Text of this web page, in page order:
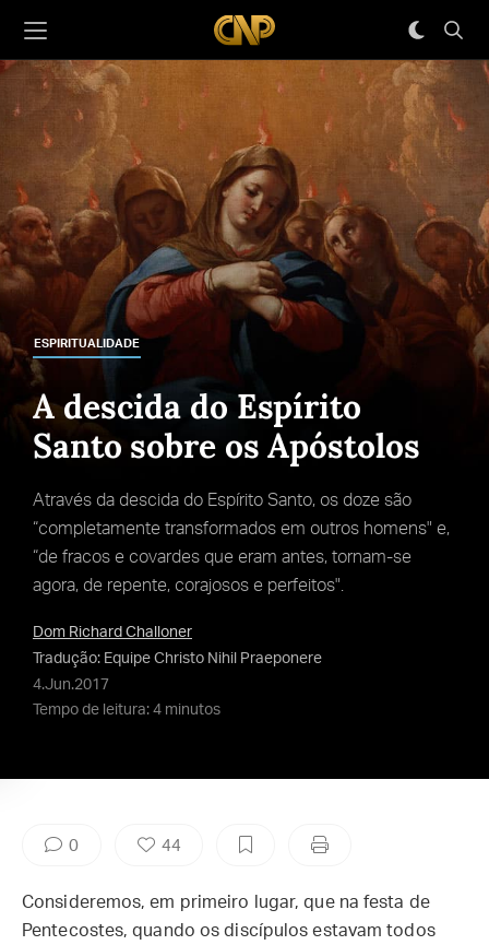
ESPIRITUALIDADE
A descida do Espírito
Santo sobre os Apóstolos
Através da descida do Espírito Santo, os doze são
“completamente transformados em outros homens" e,
“de fracos e covardes que eram antes, tornam-se
agora, de repente, corajosos e perfeitos".
Dom Richard Challoner
Tradução: Equipe Christo Nihil Praeponere
4.Jun.2017
Tempo de leitura: 4 minutos
0 44
Consideremos, em primeiro lugar, que na festa de
Pentecostes, quando os discípulos estavam todos